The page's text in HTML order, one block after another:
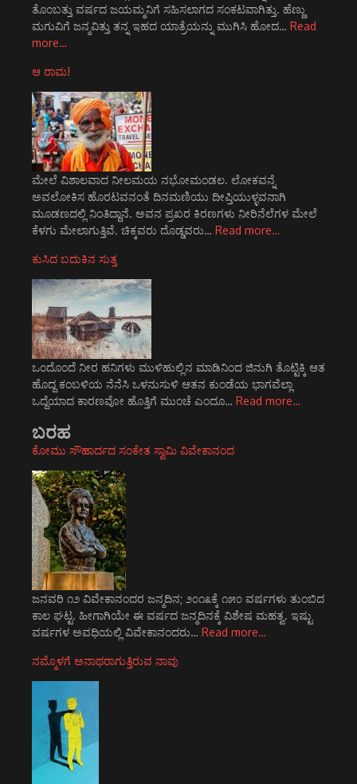
ತೊಂಬತ್ತು ವರ್ಷದ ಜಯಮ್ಮನಿಗೆ ಸಹಿಸಲಾಗದ ಸಂಕಟವಾಗಿತ್ತು. ಹೆಣ್ಣು
ಮಗುವಿಗೆ ಜನ್ಮವಿತ್ತು ತನ್ನ ಇಹದ ಯಾತ್ರೆಯನ್ನು ಮುಗಿಸಿ ಹೋದ… Read
more…
ಆ ರಾಮ!
ಮೇಲೆ ವಿಶಾಲವಾದ ನೀಲಮಯ ನಭೋಮಂಡಲ. ಲೋಕವನ್ನೆ
ಅವಲೋಕಿಸ ಹೊರಟವನಂತೆ ದಿನಮಣಿಯು ದೀಪ್ತಿಯುಳ್ಳವನಾಗಿ
ಮೂಡಣದಲ್ಲಿ ನಿಂತಿದ್ದಾನೆ. ಅವನ ಪ್ರಖರ ಕಿರಣಗಳು ನೀರಿನೆಲೆಗಳ ಮೇಲೆ
ಕೆಳಗು ಮೇಲಾಗುತ್ತಿವೆ. ಚಿಕ್ಕವರು ದೊಡ್ಡವರು… Read more…
ಕುಸಿದ ಬದುಕಿನ ಸುತ್ತ
ಒಂದೊಂದೆ ನೀರ ಹನಿಗಳು ಮುಳಿಹುಲ್ಲಿನ ಮಾಡಿನಿಂದ ಜಿನುಗಿ ತೊಟ್ಟಿಕ್ಕಿ ಆತ
ಹೊದ್ದ ಕಂಬಳಿಯ ನೆನೆಸಿ ಒಳನುಸುಳಿ ಆತನ ಕುಂಡೆಯ ಭಾಗವೆಲ್ಲಾ
ಒದ್ದೆಯಾದ ಕಾರಣವೋ ಹೊತ್ತಿಗೆ ಮುಂಚೆ ಎಂದೂ… Read more…
ಬರಹ
ಕೋಮು ಸೌಹಾರ್ದದ ಸಂಕೇತ ಸ್ವಾಮಿ ವಿವೇಕಾನಂದ
ಜನವರಿ ೧೨ ವಿವೇಕಾನಂದರ ಜನ್ಮದಿನ; ೨೦೧೩ಕ್ಕೆ ೧೫೦ ವರ್ಷಗಳು ತುಂಬಿದ
ಕಾಲ ಘಟ್ಟ. ಹೀಗಾಗಿಯೇ ಈ ವರ್ಷದ ಜನ್ಮದಿನಕ್ಕೆ ವಿಶೇಷ ಮಹತ್ವ. ಇಷ್ಟು
ವರ್ಷಗಳ ಅವಧಿಯಲ್ಲಿ ವಿವೇಕಾನಂದರು… Read more…
ನಮ್ಮೊಳಗೆ ಅನಾಥರಾಗುತ್ತಿರುವ ನಾವು